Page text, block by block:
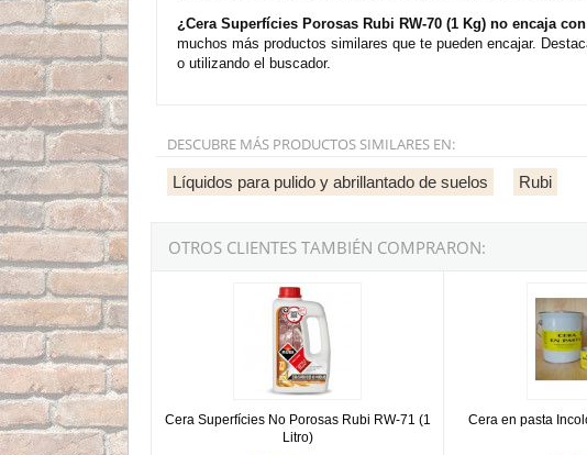
¿Cera Superfícies Porosas Rubi RW-70 (1 Kg) no encaja
muchos más productos similares que te pueden encajar.
o utilizando el buscador.
DESCUBRE MÁS PRODUCTOS SIMILARES EN:
Líquidos para pulido y abrillantado de suelos Rubi
OTROS CLIENTES TAMBIÉN COMPRARON:
Cera Superfícies No Porosas Rubi RW-71 (1
Litro)
Cera Superfícies No Porosas Rubi RW-71 (1 Litro)
Cera en pasta